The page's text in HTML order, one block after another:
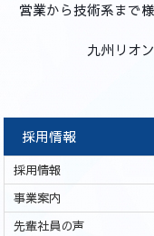
営業から技術系まで
九州リオ
採用情報
採用情報
事業案内
先輩社員の声